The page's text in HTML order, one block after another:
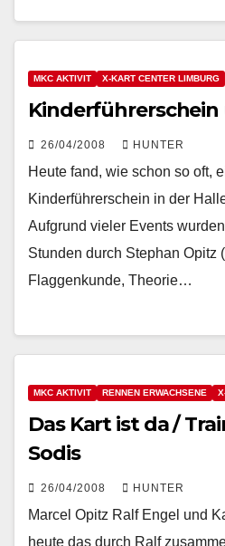
MKC AKTIVIT X-KART CENTER LIMBURG
Kinderführerschein
26/04/2008 HUNTER
Heute fand, wie schon so oft,
Kinderführerschein in der
Aufgrund vieler Events
Stunden durch Stephan Opitz
Flaggenkunde, Theorie…
MKC AKTIVIT RENNEN ERWACHSENE
Das Kart ist da /
Sodis
26/04/2008 HUNTER
Marcel Opitz Ralf Engel und
heute das durch Ralf